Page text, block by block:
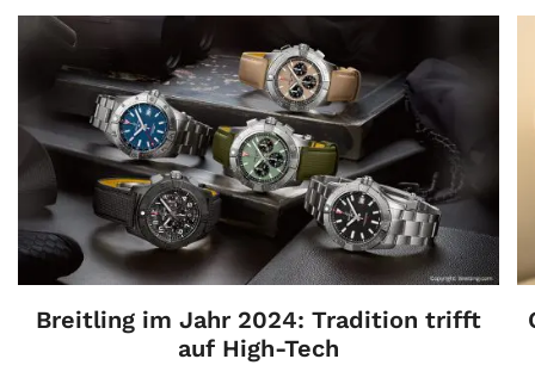
Breitling im Jahr 2024: Tradition trifft
auf High-Tech